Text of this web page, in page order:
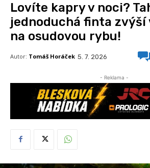
Lovíte kapry v noci?
jednoduchá finta zvýší
na osudovou rybu!
Autor: Tomáš Horáček 5. 7. 2026
- Reklama -